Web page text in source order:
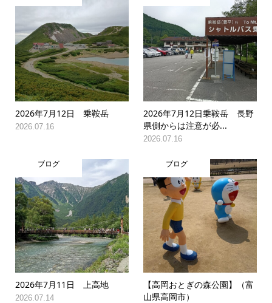
2026年7月12日 乗鞍岳
2026.07.16
2026年7月12日乗鞍岳 長野
県側からは注意が必...
2026.07.16
ブログ
2026年7月11日 上高地
2026.07.14
ブログ
【高岡おとぎの森公園】（富
山県高岡市）